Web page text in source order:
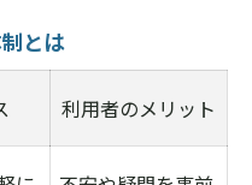
とは
利用者のメリット